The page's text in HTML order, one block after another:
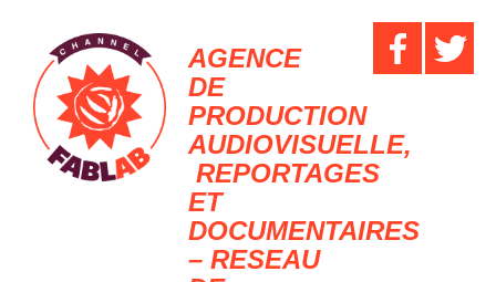
AGENCE
DE
PRODUCTION
AUDIOVISUELLE,
REPORTAGES
ET
DOCUMENTAIRES
– RESEAU